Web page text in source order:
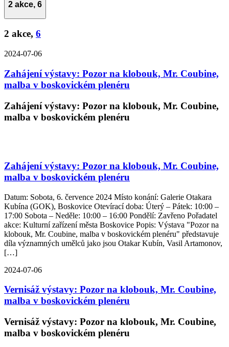
2 akce, 6
2 akce, 6
2024-07-06
Zahájení výstavy: Pozor na klobouk, Mr. Coubine,
malba v boskovickém plenéru
Zahájení výstavy: Pozor na klobouk, Mr. Coubine,
malba v boskovickém plenéru
Zahájení výstavy: Pozor na klobouk, Mr. Coubine,
malba v boskovickém plenéru
Datum: Sobota, 6. července 2024 Místo konání: Galerie Otakara
Kubína (GOK), Boskovice Otevírací doba: Úterý – Pátek: 10:00 –
17:00 Sobota – Neděle: 10:00 – 16:00 Pondělí: Zavřeno Pořadatel
akce: Kulturní zařízení města Boskovice Popis: Výstava "Pozor na
klobouk, Mr. Coubine, malba v boskovickém plenéru" představuje
díla významných umělců jako jsou Otakar Kubín, Vasil Artamonov,
[…]
2024-07-06
Vernisáž výstavy: Pozor na klobouk, Mr. Coubine,
malba v boskovickém plenéru
Vernisáž výstavy: Pozor na klobouk, Mr. Coubine,
malba v boskovickém plenéru